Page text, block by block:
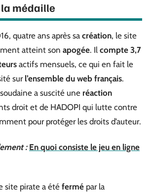
la médaille
quatre ans après sa création, le site
atteint son apogée. Il compte 3,7
actifs mensuels, ce qui en fait le
sur l’ensemble du web français.
a suscité une réaction
droit et de HADOPI qui lutte contre
pour protéger les droits d’auteur.
: En quoi consiste le jeu en ligne
site pirate a été fermé par la